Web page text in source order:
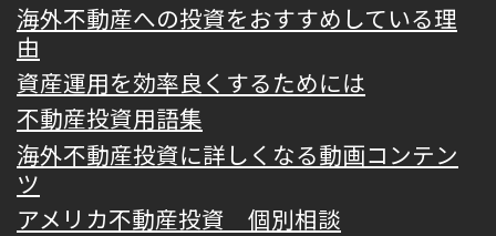
海外不動産への投資をおすすめしている理
由
資産運用を効率良くするためには
不動産投資用語集
海外不動産投資に詳しくなる動画コンテン
ツ
アメリカ不動産投資 個別相談